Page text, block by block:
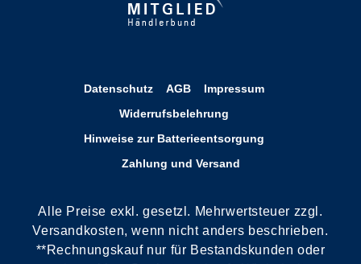
Datenschutz AGB
Impressum
Widerrufsbelehrung
Hinweise zur Batterieentsorgung
Zahlung und Versand
Alle Preise exkl. gesetzl. Mehrwertsteuer zzgl.
Versandkosten, wenn nicht anders beschrieben.
**Rechnungskauf nur für Bestandskunden oder